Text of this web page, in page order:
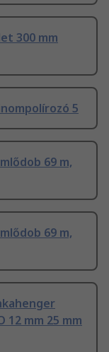
300 mm
5
69 m,
69 m,
12 mm 25 mm